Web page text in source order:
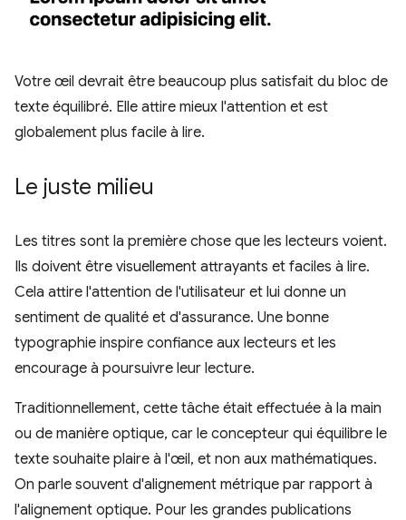
Votre œil devrait être beaucoup plus satisfait du bloc de
texte équilibré. Elle attire mieux l'attention et est
globalement plus facile à lire.
Le juste milieu
Les titres sont la première chose que les lecteurs voient.
Ils doivent être visuellement attrayants et faciles à lire.
Cela attire l'attention de l'utilisateur et lui donne un
sentiment de qualité et d'assurance. Une bonne
typographie inspire confiance aux lecteurs et les
encourage à poursuivre leur lecture.
Traditionnellement, cette tâche était effectuée à la main
ou de manière optique, car le concepteur qui équilibre le
texte souhaite plaire à l'œil, et non aux mathématiques.
On parle souvent d'alignement métrique par rapport à
l'alignement optique. Pour les grandes publications